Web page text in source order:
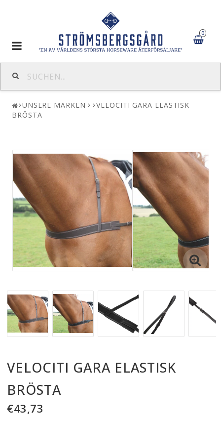
0
Toggle
navigation
UNSERE MARKEN
VELOCITI GARA ELASTISK
BRÖSTA
VELOCITI GARA ELASTISK
BRÖSTA
€43,73